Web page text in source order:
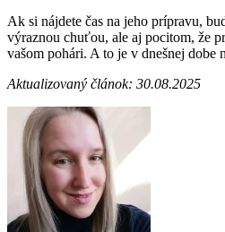
Ak si nájdete čas na jeho prípravu,
výraznou chuťou, ale aj pocitom, že
vašom pohári. A to je v dnešnej dobe
Aktualizovaný článok: 30.08.2025